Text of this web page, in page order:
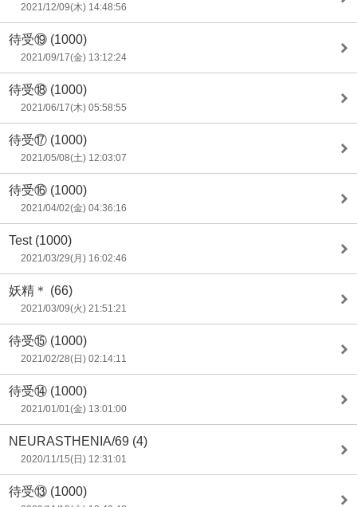
2021/12/09(木) 14:48:56
待受⑲ (1000)
2021/09/17(金) 13:12:24
待受⑱ (1000)
2021/06/17(木) 05:58:55
待受⑰ (1000)
2021/05/08(土) 12:03:07
待受⑯ (1000)
2021/04/02(金) 04:36:16
Test (1000)
2021/03/29(月) 16:02:46
妖精＊ (66)
2021/03/09(火) 21:51:21
待受⑮ (1000)
2021/02/28(日) 02:14:11
待受⑭ (1000)
2021/01/01(金) 13:01:00
NEURASTHENIA/69 (4)
2020/11/15(日) 12:31:01
待受⑬ (1000)